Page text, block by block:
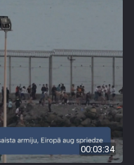
00:03:34